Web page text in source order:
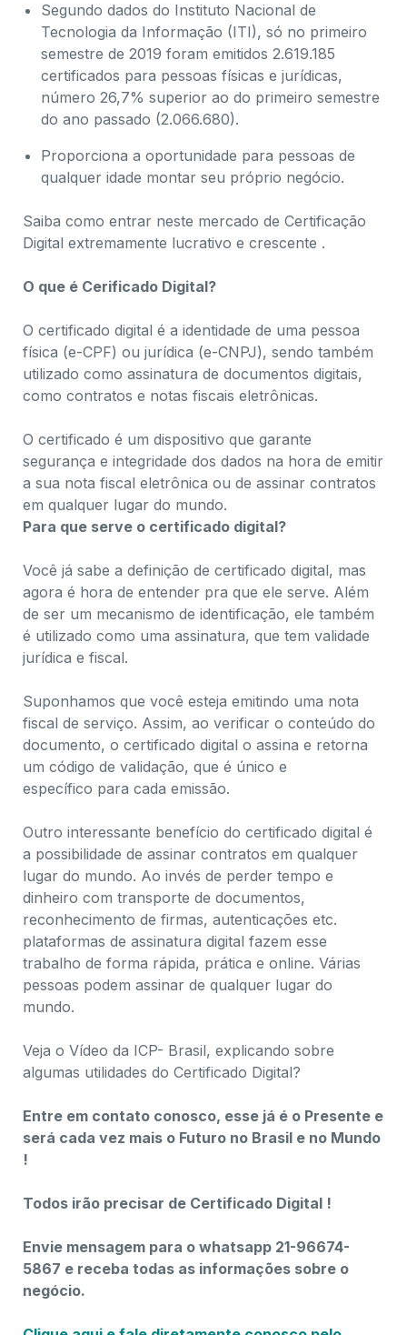
Segundo dados do Instituto Nacional de
Tecnologia da Informação (ITI), só no primeiro
semestre de 2019 foram emitidos 2.619.185
certificados para pessoas físicas e jurídicas,
número 26,7% superior ao do primeiro semestre
do ano passado (2.066.680).
Proporciona a oportunidade para pessoas de
qualquer idade montar seu próprio negócio.
Saiba como entrar neste mercado de Certificação
Digital extremamente lucrativo e crescente .
O que é Cerificado Digital?
O certificado digital é a identidade de uma pessoa
física (e-CPF) ou jurídica (e-CNPJ), sendo também
utilizado como assinatura de documentos digitais,
como contratos e notas fiscais eletrônicas.
O certificado é um dispositivo que garante
segurança e integridade dos dados na hora de emitir
a sua nota fiscal eletrônica ou de assinar contratos
em qualquer lugar do mundo.
Para que serve o certificado digital?
Você já sabe a definição de certificado digital, mas
agora é hora de entender pra que ele serve. Além
de ser um mecanismo de identificação, ele também
é utilizado como uma assinatura, que tem validade
jurídica e fiscal.
Suponhamos que você esteja emitindo uma nota
fiscal de serviço. Assim, ao verificar o conteúdo do
documento, o certificado digital o assina e retorna
um código de validação, que é único e
específico para cada emissão.
Outro interessante benefício do certificado digital é
a possibilidade de ​assinar contratos em qualquer
lugar do mundo. Ao invés de perder tempo e
dinheiro com transporte de documentos,
reconhecimento de firmas, autenticações etc.
plataformas de assinatura digital fazem esse
trabalho de forma rápida, prática e online.​ Várias
pessoas podem assinar de qualquer lugar do
mundo.
Veja o Vídeo da ICP- Brasil, explicando sobre
algumas utilidades do Certificado Digital?
Entre em contato conosco, esse já é o Presente e
será cada vez mais o Futuro no Brasil e no Mundo
!
Todos irão precisar de Certificado Digital !
Envie mensagem para o whatsapp 21-96674-
5867 e receba todas as informações sobre o
negócio.